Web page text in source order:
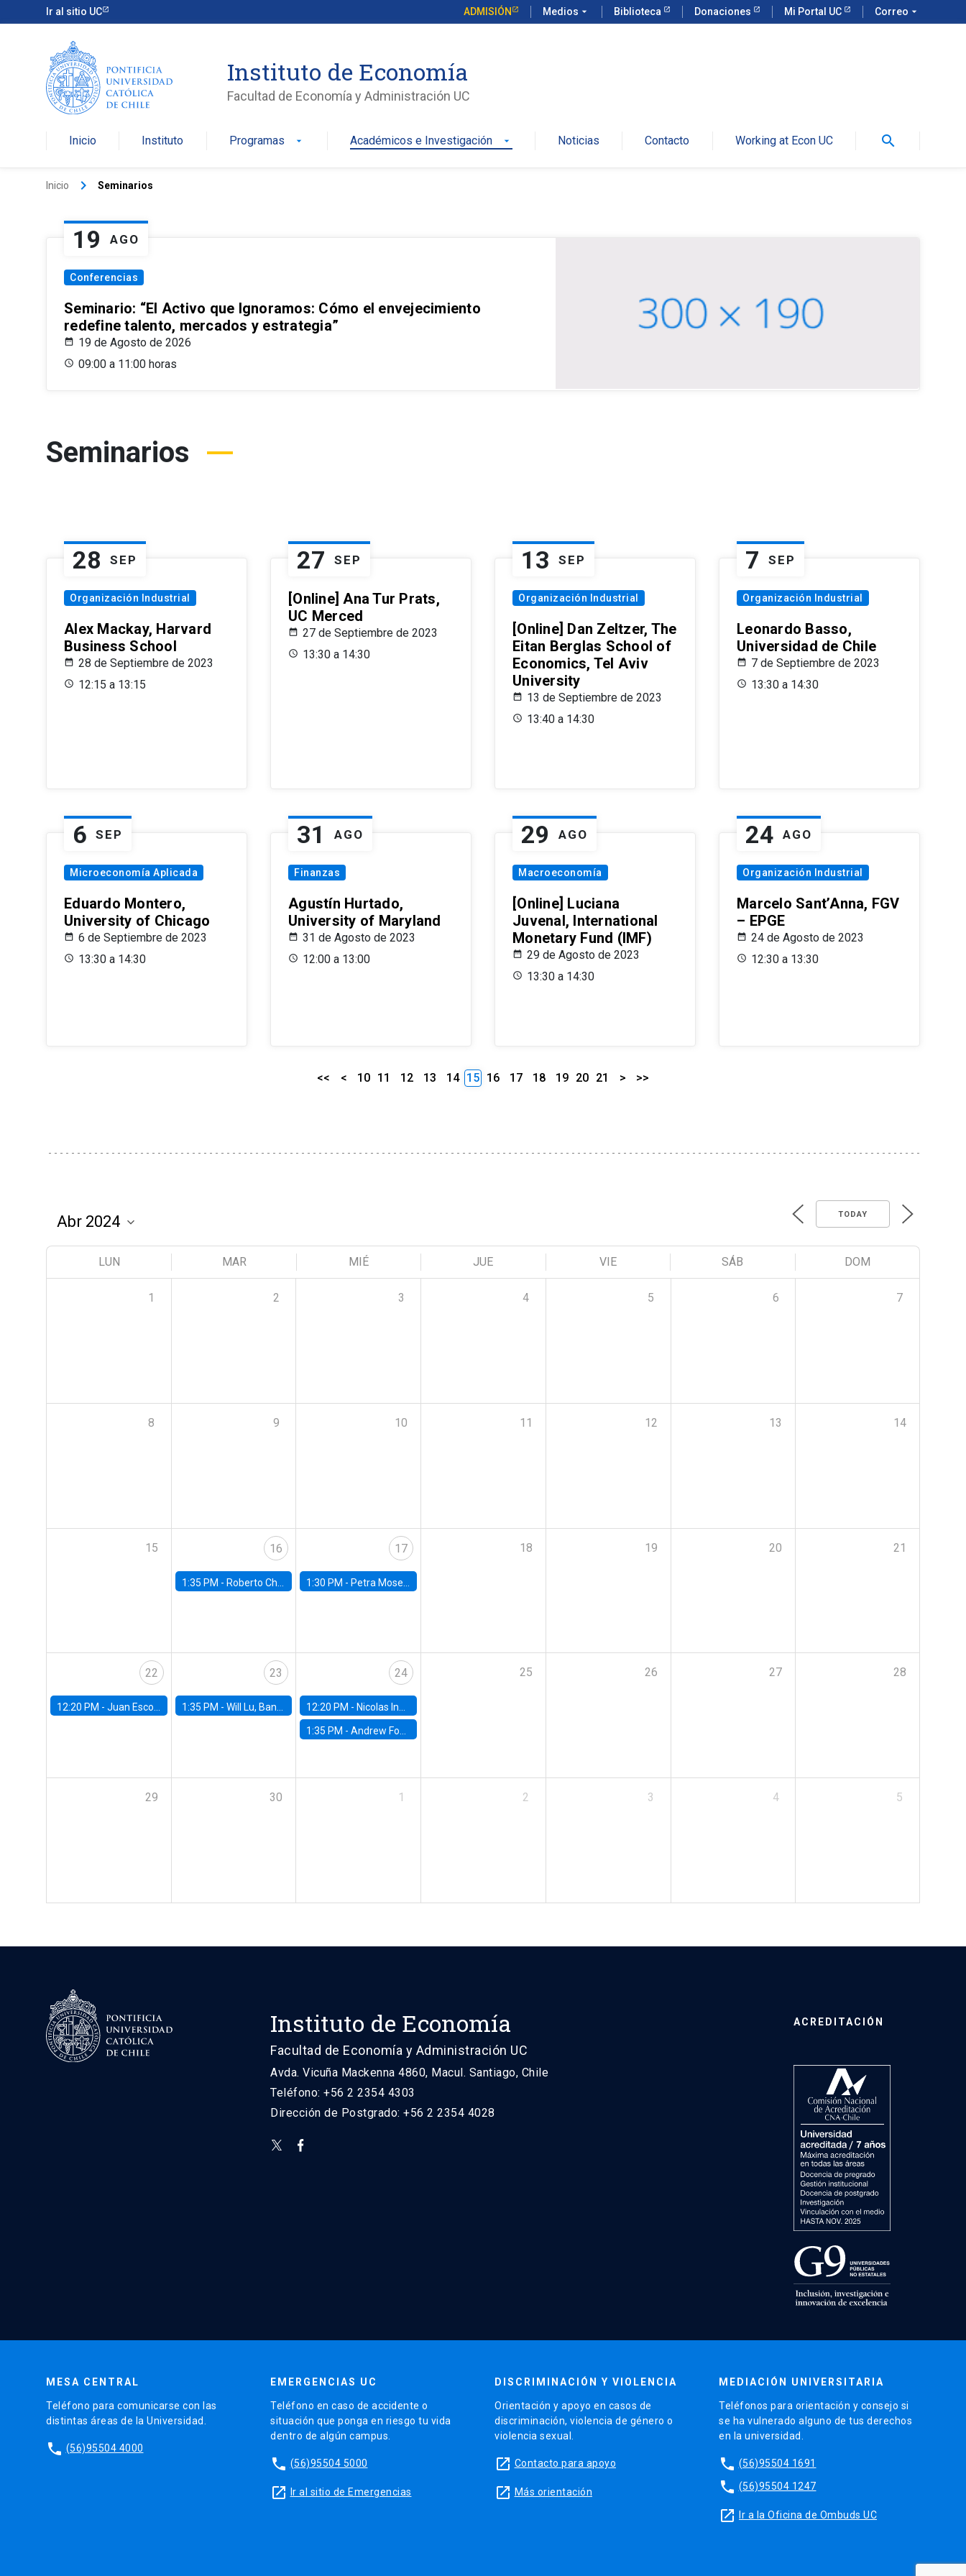
Ir al sitio UC ADMISIÓN Medios arrow_drop_down Biblioteca Donaciones Mi Portal UC Correo arrow_drop_down
Instituto de Economía
Facultad de Economía y Administración UC
Inicio Instituto Programas arrow_drop_down Académicos e Investigación arrow_drop_down Noticias Contacto Working at Econ UC search
Inicio keyboard_arrow_right Seminarios
19 AGO
Conferencias
Seminario: “El Activo que Ignoramos: Cómo el envejecimiento
redefine talento, mercados y estrategia”
19 de Agosto de 2026
09:00 a 11:00 horas
Seminarios
28 SEP
Organización Industrial
Alex Mackay, Harvard
Business School
28 de Septiembre de 2023
12:15 a 13:15
27 SEP
[Online] Ana Tur Prats,
UC Merced
27 de Septiembre de 2023
13:30 a 14:30
13 SEP
Organización Industrial
[Online] Dan Zeltzer, The
Eitan Berglas School of
Economics, Tel Aviv
University
13 de Septiembre de 2023
13:40 a 14:30
7 SEP
Organización Industrial
Leonardo Basso,
Universidad de Chile
7 de Septiembre de 2023
13:30 a 14:30
6 SEP
Microeconomía Aplicada
Eduardo Montero,
University of Chicago
6 de Septiembre de 2023
13:30 a 14:30
31 AGO
Finanzas
Agustín Hurtado,
University of Maryland
31 de Agosto de 2023
12:00 a 13:00
29 AGO
Macroeconomía
[Online] Luciana
Juvenal, International
Monetary Fund (IMF)
29 de Agosto de 2023
13:30 a 14:30
24 AGO
Organización Industrial
Marcelo Sant’Anna, FGV
– EPGE
24 de Agosto de 2023
12:30 a 13:30
<< < 10 11 12 13 14 15 16 17 18 19 20 21 > >>
TODAY
LUN MAR MIÉ JUE VIE SÁB DOM
1 2 3 4 5 6 7
8 9 10 11 12 13 14
15 16
1:35 PM - Roberto Chang, Rutgers University
17
1:30 PM - Petra Moser, NYU Stern
18 19 20 21
22
12:20 PM - Juan Escobar, Universidad de Chile
23
1:35 PM - Will Lu, Banco Central de Chile
24
12:20 PM - Nicolas Inostroza, Rotman School of Management, University of Toronto
1:35 PM -Andrew Foster, Brown University
25 26 27 28
29 30 1 2 3 4 5
Instituto de Economía
Facultad de Economía y Administración UC
Avda. Vicuña Mackenna 4860, Macul. Santiago, Chile
Teléfono: +56 2 2354 4303
Dirección de Postgrado: +56 2 2354 4028
ACREDITACIÓN
MESA CENTRAL
Teléfono para comunicarse con las
distintas áreas de la Universidad.
phone (56)95504 4000
EMERGENCIAS UC
Teléfono en caso de accidente o
situación que ponga en riesgo tu vida
dentro de algún campus.
phone (56)95504 5000
launch Ir al sitio de Emergencias
DISCRIMINACIÓN Y VIOLENCIA
Orientación y apoyo en casos de
discriminación, violencia de género o
violencia sexual.
launch Contacto para apoyo
launch Más orientación
MEDIACIÓN UNIVERSITARIA
Teléfonos para orientación y consejo si
se ha vulnerado alguno de tus derechos
en la universidad.
phone (56)95504 1691
phone (56)95504 1247
launch Ir a la Oficina de Ombuds UC